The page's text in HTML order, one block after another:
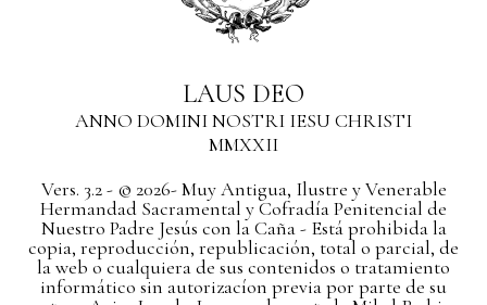
LAUS DEO
ANNO DOMINI NOSTRI IESU CHRISTI
MMXXII
Vers. 3.2 - © 2026- Muy Antigua, Ilustre y Venerable
Hermandad Sacramental y Cofradía Penitencial de
Nuestro Padre Jesús con la Caña - Está prohibida la
copia, reproducción, republicación, total o parcial, de
la web o cualquiera de sus contenidos o tratamiento
informático sin autorizacíon previa por parte de su